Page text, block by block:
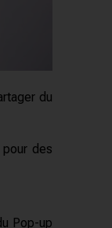
du
des
Pop-up